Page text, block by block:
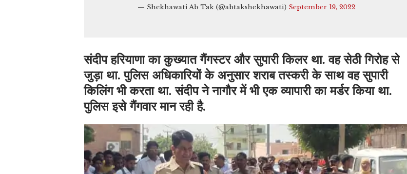
— Shekhawati Ab Tak (@abtakshekhawati) September 19, 2022
संदीप हरियाणा का कुख्यात गैंगस्टर और सुपारी किलर था. वह सेठी गिरोह से
जुड़ा था. पुलिस अधिकारियों के अनुसार शराब तस्करी के साथ वह सुपारी
किलिंग भी करता था. संदीप ने नागौर में भी एक व्यापारी का मर्डर किया था.
पुलिस इसे गैंगवार मान रही है.